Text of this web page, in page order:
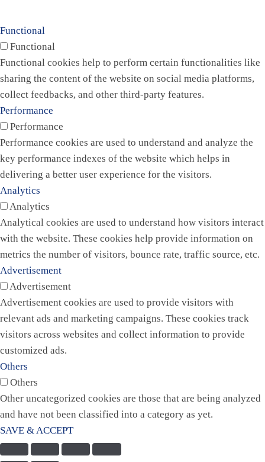
Functional
Functional
Functional cookies help to perform certain functionalities like
sharing the content of the website on social media platforms,
collect feedbacks, and other third-party features.
Performance
Performance
Performance cookies are used to understand and analyze the
key performance indexes of the website which helps in
delivering a better user experience for the visitors.
Analytics
Analytics
Analytical cookies are used to understand how visitors interact
with the website. These cookies help provide information on
metrics the number of visitors, bounce rate, traffic source, etc.
Advertisement
Advertisement
Advertisement cookies are used to provide visitors with
relevant ads and marketing campaigns. These cookies track
visitors across websites and collect information to provide
customized ads.
Others
Others
Other uncategorized cookies are those that are being analyzed
and have not been classified into a category as yet.
SAVE & ACCEPT